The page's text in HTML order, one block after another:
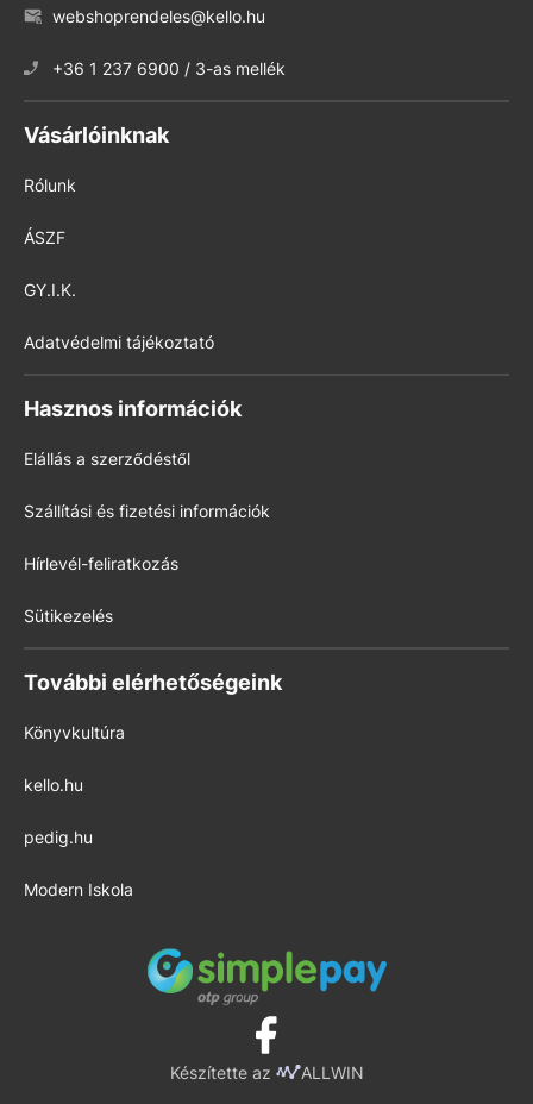
webshoprendeles@kello.hu
+36 1 237 6900 / 3-as mellék
Vásárlóinknak
Rólunk
ÁSZF
GY.I.K.
Adatvédelmi tájékoztató
Hasznos információk
Elállás a szerződéstől
Szállítási és fizetési információk
Hírlevél-feliratkozás
Sütikezelés
További elérhetőségeink
Könyvkultúra
kello.hu
pedig.hu
Modern Iskola
Készítette az ALLWIN